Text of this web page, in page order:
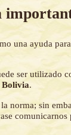
una ayuda
ser utilizado
Bolivia.
norma; sin